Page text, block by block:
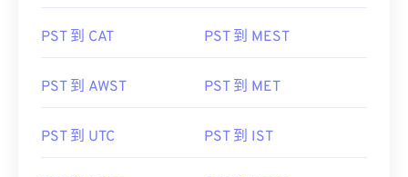
PST 到 CAT PST 到 MEST
PST 到 AWST PST 到 MET
PST 到 UTC PST 到 IST